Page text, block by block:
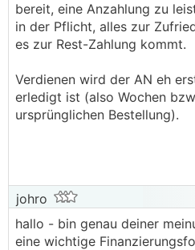
bereit, eine Anzahlung zu
in der Pflicht, alles zur
es zur Rest-Zahlung kommt.
Verdienen wird der AN eh
erledigt ist (also Wochen
ursprünglichen Bestellung).
johro
hallo - bin genau deiner
eine wichtige